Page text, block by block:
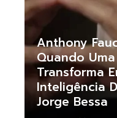
Anthony
Quando
Transforma
Inteligência
Jorge Bessa